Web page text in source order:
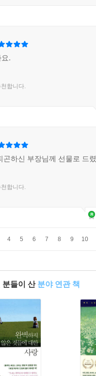
.
합니다.
곤하신 부장님께 선물로 드
합니다.
4 5 6 7 8 9 10
분들이 산 분야 연관 책